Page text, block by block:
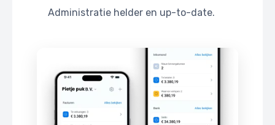
Administratie helder en up-to-date.